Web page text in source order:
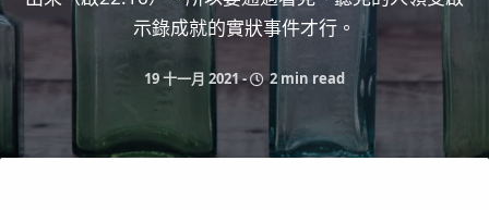
示錄成就的實狀事件才行。
19 十一月 2021- 2 min read